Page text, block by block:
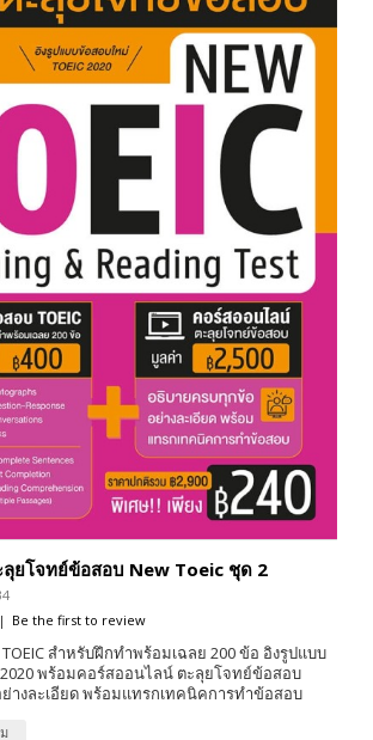
ยโจทย์ข้อสอบ New Toeic ชุด 2
| Be the first to review
สำหรับฝึกทำพร้อมเฉลย 200 ข้อ อิงรูปแบบ
2020 พร้อมคอร์สออนไลน์ ตะลุยโจทย์ข้อสอบ
างละเอียด พร้อมแทรกเทคนิคการทำข้อสอบ